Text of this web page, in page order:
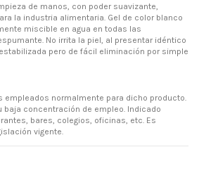
de manos, con poder suavizante,
la industria alimentaria. Gel de color blanco
miscible en agua en todas las
No irrita la piel, al presentar idéntico
pero de fácil eliminación por simple
empleados normalmente para dicho producto.
baja concentración de empleo. Indicado
bares, colegios, oficinas, etc. Es
vigente.